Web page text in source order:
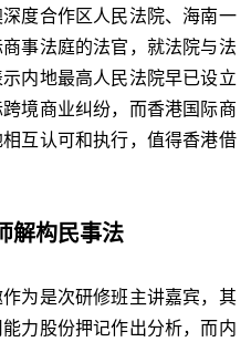
度合作区人民法院、海南一
事法庭的法官，就法院与法
内地最高人民法院早已设立
境商业纠纷，而香港国际商
互认可和执行，值得香港借
解构民事法
为是次研修班主讲嘉宾，其
力股份押记作出分析，而内